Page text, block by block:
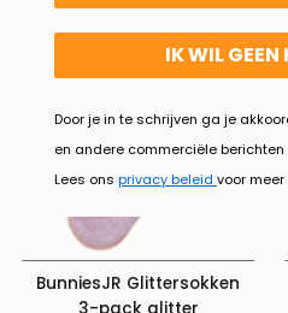
BunniesJR Glittersokken
IK WIL
Door je in te schrijven ga je
en andere commerciële berichten
Lees ons privacy beleid voor